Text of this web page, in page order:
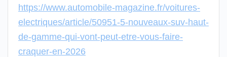
https://www.automobile-magazine.fr/voitures-
electriques/article/50951-5-nouveaux-suv-haut-
de-gamme-qui-vont-peut-etre-vous-faire-
craquer-en-2026